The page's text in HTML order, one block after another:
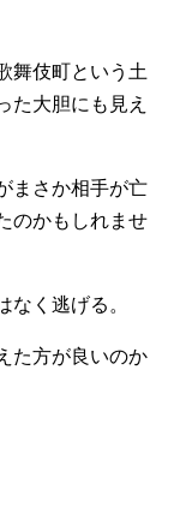
舞伎町という土
た大胆にも見え
まさか相手が亡
のかもしれませ
なく逃げる。
た方が良いのか